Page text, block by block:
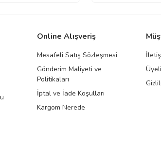
Online Alışveriş
Mesafeli Satış Sözleşmesi
Gönderim Maliyeti ve
Politikaları
İptal ve İade Koşulları
Kargom Nerede